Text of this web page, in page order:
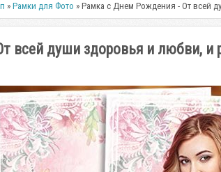
»Рамки для Фото » Рамка с Днем Рождения - От всей
всей души здоровья и любви, и